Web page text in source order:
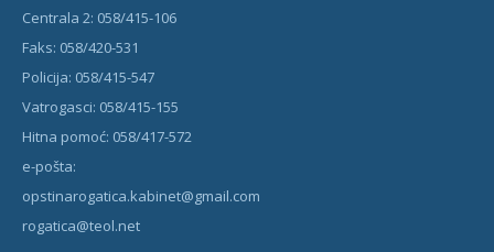
Centrala 2: 058/415-106
Faks: 058/420-531
Policija: 058/415-547
Vatrogasci: 058/415-155
Hitna pomoć: 058/417-572
e-pošta:
opstinarogatica.kabinet@gmail.com
rogatica@teol.net